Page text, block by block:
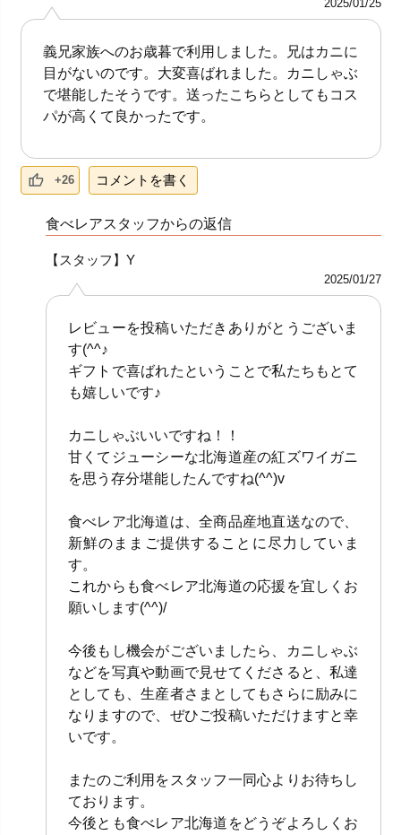
2025/01/25
義兄家族へのお歳暮で利用しました。兄はカニに
目がないのです。大変喜ばれました。カニしゃぶ
で堪能したそうです。送ったこちらとしてもコス
パが高くて良かったです。
+26 コメントを書く
食べレアスタッフからの返信
【スタッフ】Y
2025/01/27
レビューを投稿いただきありがとうございま
す(^^♪
ギフトで喜ばれたということで私たちもとて
も嬉しいです♪
カニしゃぶいいですね！！
甘くてジューシーな北海道産の紅ズワイガニ
を思う存分堪能したんですね(^^)v
食べレア北海道は、全商品産地直送なので、
新鮮のままご提供することに尽力していま
す。
これからも食べレア北海道の応援を宜しくお
願いします(^^)/
今後もし機会がございましたら、カニしゃぶ
などを写真や動画で見せてくださると、私達
としても、生産者さまとしてもさらに励みに
なりますので、ぜひご投稿いただけますと幸
いです。
またのご利用をスタッフ一同心よりお待ちし
ております。
今後とも食べレア北海道をどうぞよろしくお